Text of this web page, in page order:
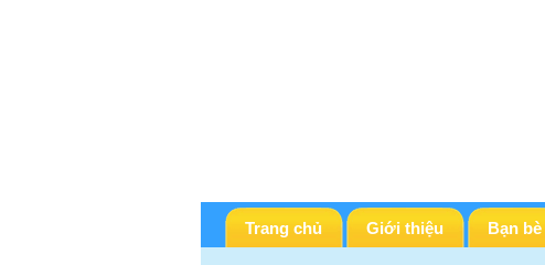
Trang chủ Giới thiệu Bạn bè